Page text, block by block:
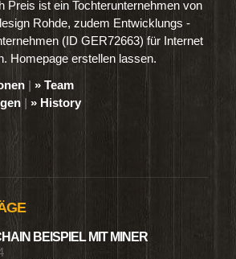
Preis ist ein Tochterunternehmen von
Rohde, zudem Entwicklungs -
(ID GER72663) für Internet
Homepage erstellen lassen.
| » Team
| » History
BEISPIEL MIT MINER